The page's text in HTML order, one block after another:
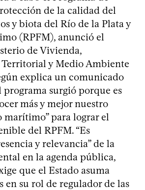
de la calidad del
y biota del Río de la Plata y
(RPFM), anunció el
de Vivienda,
y Medio Ambiente
explica un comunicado
programa surgió porque es
más y mejor nuestro
marítimo” para lograr el
del RPFM. “Es
y relevancia” de la
en la agenda pública,
que el Estado asuma
en su rol de regulador de las